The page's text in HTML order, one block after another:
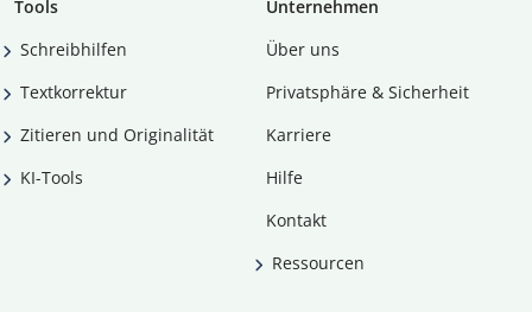
Tools
Schreibhilfen
Textkorrektur
Zitieren und Originalität
KI-Tools
Unternehmen
Über uns
Privatsphäre & Sicherheit
Karriere
Hilfe
Kontakt
Ressourcen